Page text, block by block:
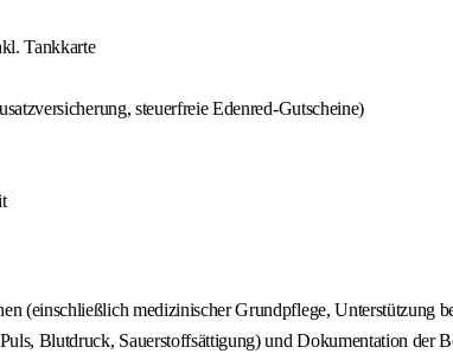
Tankkarte
steuerfreie Edenred-Gutscheine)
(einschließlich medizinischer Grundpflege, Unterstützung
Blutdruck, Sauerstoffsättigung) und Dokumentation der